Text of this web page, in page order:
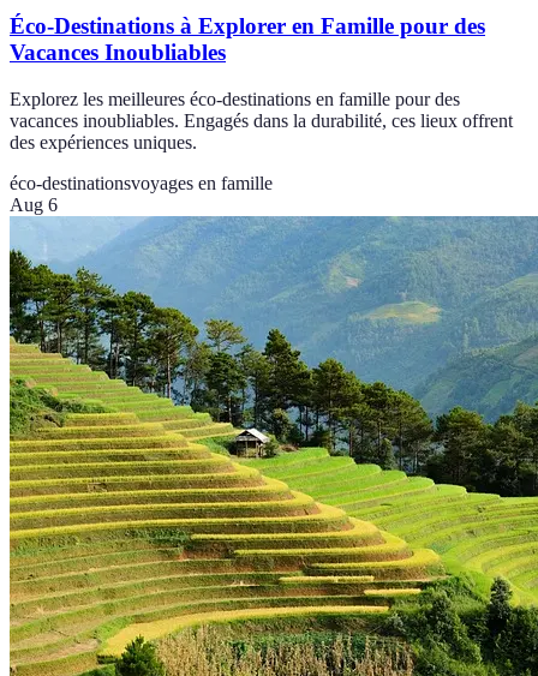
Éco-Destinations à Explorer en Famille pour des
Vacances Inoubliables
Explorez les meilleures éco-destinations en famille pour des
vacances inoubliables. Engagés dans la durabilité, ces lieux offrent
des expériences uniques.
éco-destinationsvoyages en famille
Aug 6